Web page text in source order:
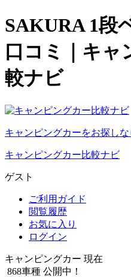
SAKURA 1段
口コミ｜キャ
較ナビ
キャンピングカーをお探しな
キャンピングカー比較ナビ
ゲスト
ご利用ガイド
閲覧履歴
お気に入り
ログイン
キャンピングカー 現在
868車種 公開中！